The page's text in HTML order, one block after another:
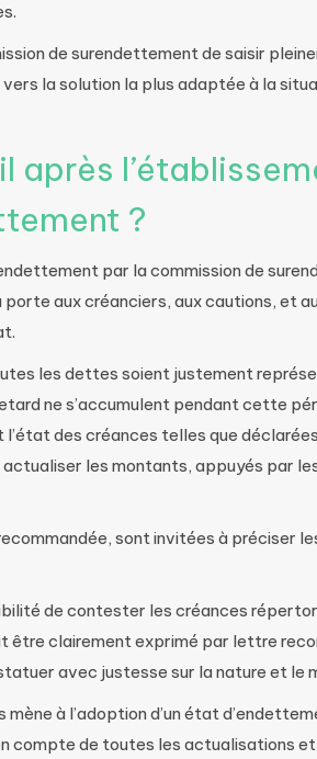
de surendettement de saisir
la solution la plus adaptée à la
?
par la commission de
porte aux créanciers, aux cautions, et
les dettes soient justement
ne s’accumulent pendant cette
des créances telles que
les montants, appuyés par
sont invitées à préciser
de contester les créances
être clairement exprimé par lettre
avec justesse sur la nature et
à l’adoption d’un état
compte de toutes les actualisations